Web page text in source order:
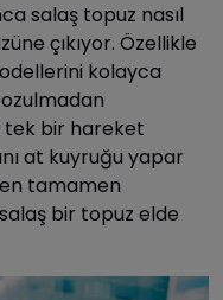
salaş topuz nasıl
çıkıyor. Özellikle
kolayca
tek bir hareket
at kuyruğu yapar
tamamen
bir topuz elde